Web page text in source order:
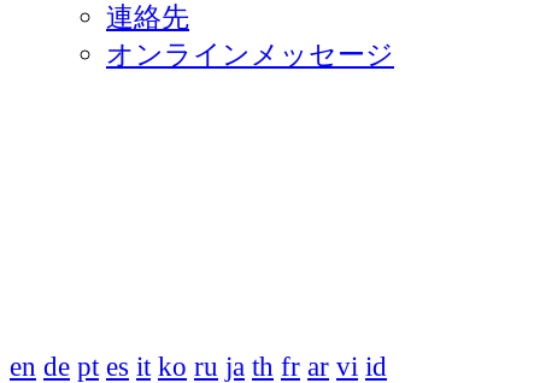
連絡先
オンラインメッセージ
en de pt es it ko ru ja th fr ar vi id